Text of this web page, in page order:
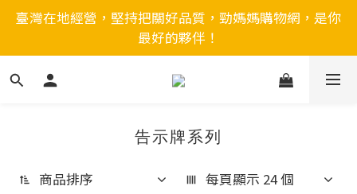
臺灣在地經營，堅持把關好品質，勁媽媽購物網，是你
最好的夥伴！
告示牌系列
商品排序 每頁顯示 24 個